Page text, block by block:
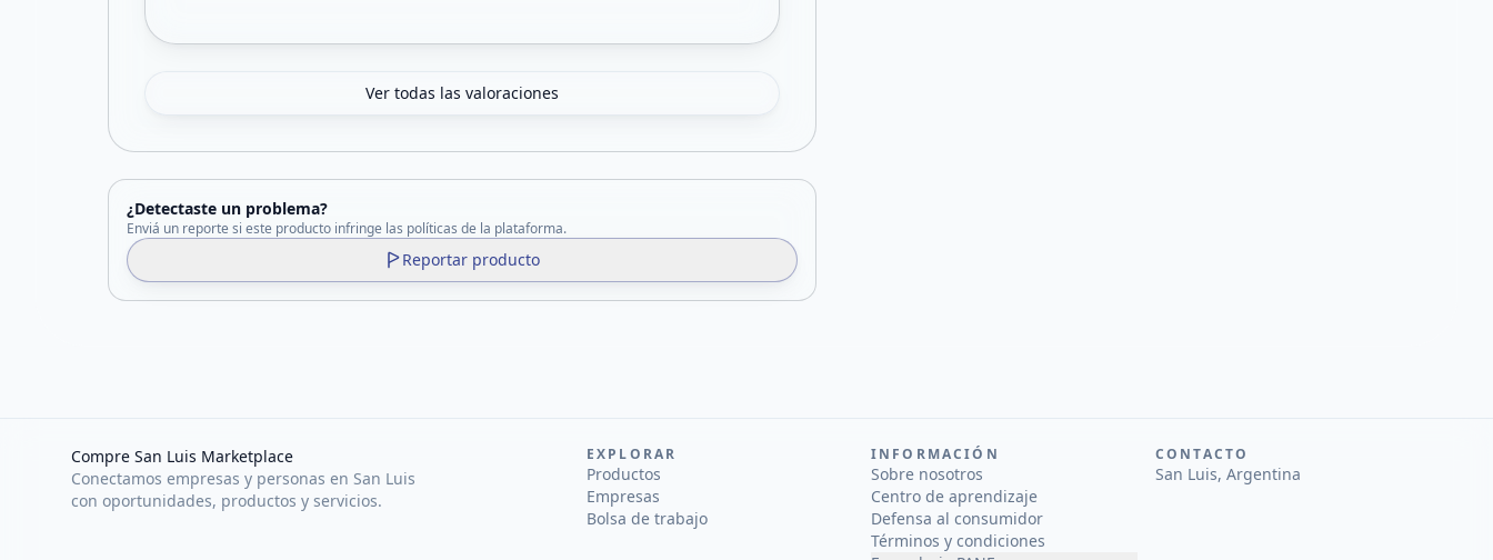
Ver todas las valoraciones
¿Detectaste un problema?
Enviá un reporte si este producto infringe las políticas de la plataforma.
Reportar producto
Compre San Luis Marketplace
Conectamos empresas y personas en San Luis
con oportunidades, productos y servicios.
EXPLORAR
Productos
Empresas
Bolsa de trabajo
INFORMACIÓN
Sobre nosotros
Centro de aprendizaje
Defensa al consumidor
Términos y condiciones
CONTACTO
San Luis, Argentina